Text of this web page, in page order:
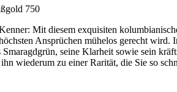
750
Mit diesem exquisiten
Ansprüchen mühelos gerecht
seine Klarheit sowie sein
wiederum zu einer Rarität, die Sie so